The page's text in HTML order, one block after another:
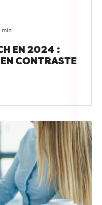
min
EN 2024 :
CONTRASTE